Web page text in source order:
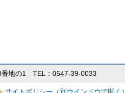
番地の1 TEL：0547-39-0033
サイトポリシー（別ウインドウで開く）